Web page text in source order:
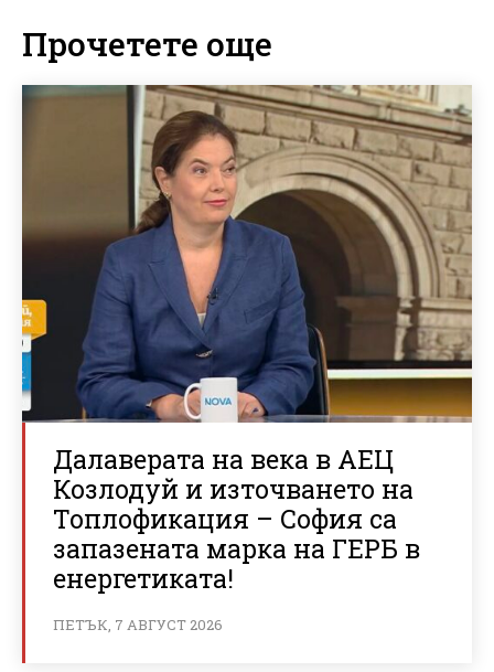
Прочетете още
Далаверата на века в АЕЦ
Козлодуй и източването на
Топлофикация – София са
запазената марка на ГЕРБ в
енергетиката!
ПЕТЪК, 7 АВГУСТ 2026